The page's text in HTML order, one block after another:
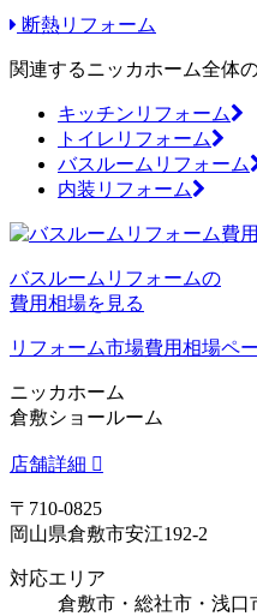
断熱リフォーム
関連するニッカホーム全体
キッチンリフォーム
トイレリフォーム
バスルームリフォーム
内装リフォーム
バスルームリフォームの
費用相場を見る
リフォーム市場費用相場ペ
ニッカホーム
倉敷ショールーム
店舗詳細
〒710-0825
岡山県倉敷市安江192-2
対応エリア
倉敷市・総社市・浅